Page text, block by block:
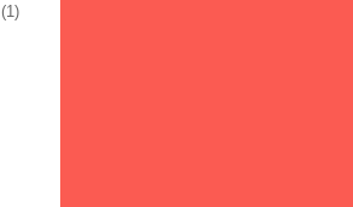
(1)